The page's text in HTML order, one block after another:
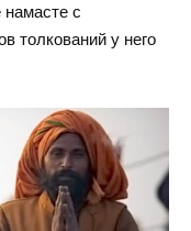
с
толкований у него